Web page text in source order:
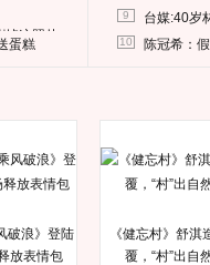
这照片
蛋糕
9 台媒:40岁
10 陈冠希：
破浪》登陆
放表情包
《健忘村》舒淇
覆，“村”出自